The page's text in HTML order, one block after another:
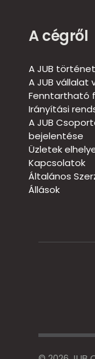
A cégről
A JUB
A JUB vállalat
Fenntartható
Irányítási
A JUB
bejelentése
Üzletek
Kapcsolatok
Általános
Állások